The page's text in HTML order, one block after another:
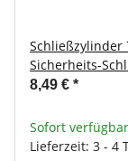
Schließzylinder
Sicherheits-
8,49 € *
Sofort verfügbar
Lieferzeit: 3 - 4